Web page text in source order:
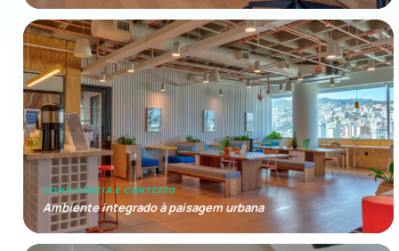
CONVIVÊNCIA E CONTEXTO
Ambiente integrado à paisagem urbana